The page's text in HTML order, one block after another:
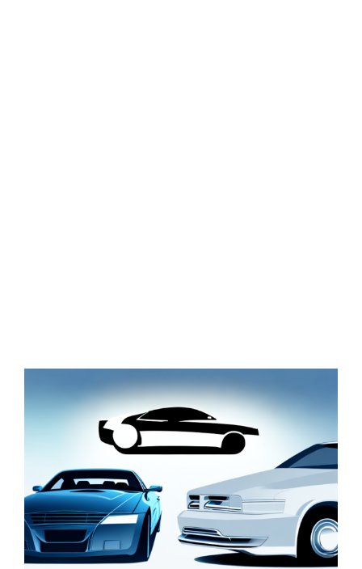
grösseres